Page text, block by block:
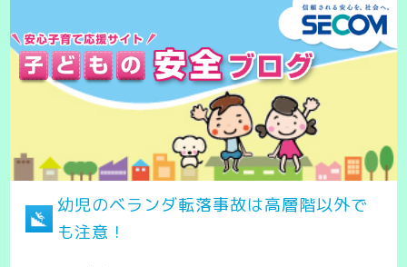
幼児のベランダ転落事故は高層階以外で
も注意！